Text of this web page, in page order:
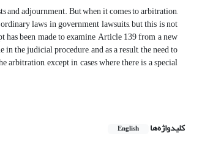
and adjournment. But when it comes to arbitration,
laws in government lawsuits, but this is not
has been made to examine Article 139 from a new
the judicial procedure, and as a result, the need to
except in cases where there is a special
کلیدواژه‌ها English